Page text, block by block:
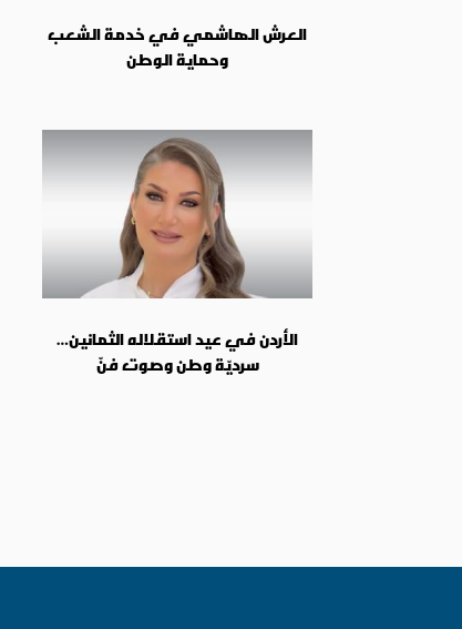
العرش الهاشمي في خدمة الشعب
وحماية الوطن
الأردن في عيد استقلاله الثمانين…
سرديّة وطن وصوت فنّ